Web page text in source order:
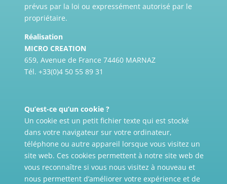
prévus par la loi ou expressément autorisé par le
propriétaire.
Réalisation
MICRO CREATION
659, Avenue de France 74460 MARNAZ
Tél. +33(0)4 50 55 89 31
Qu’est-ce qu’un cookie ?
Un cookie est un petit fichier texte qui est stocké
dans votre navigateur sur votre ordinateur,
téléphone ou autre appareil lorsque vous visitez un
site web. Ces cookies permettent à notre site web de
vous reconnaître si vous nous visitez à nouveau et
nous permettent d’améliorer votre expérience et de